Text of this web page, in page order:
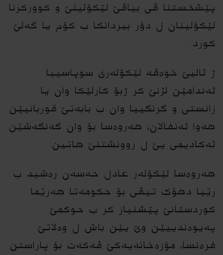
پێشخستنا ڤی بیاڤێ لێکۆلینێ و کوورکرنا
لێکۆلینان ل دۆر بیردانکا ب کۆم یا گەلێ
کورد.
ژ ئالیێ خوەڤە لێکۆلەرى سوپاسییا
ئەندامێن لژنێ کر ژبۆ کارلێکا وان یا
زانستى و گرنگییا وان ب بابەتێ قوربانیێن
هەوا ئەنفالان، هەروەسا بۆ وان گەنگەشێن
ئەکادیمى یێ ل روونشتنێ هاتین.
هەروەسا لێکۆلەر عادل حەسەن رەشید ب
رێیا دهۆک تیڤى بۆ حکومەتا هەرێما
کوردستانێ پێشنیاز کر ب حوکمێ
پەیوەندییێن وێ یێن باش ل وەلاتێ
فرەنسا، مۆزەخانەیەکێ ڤەکەت بۆ پاراستن